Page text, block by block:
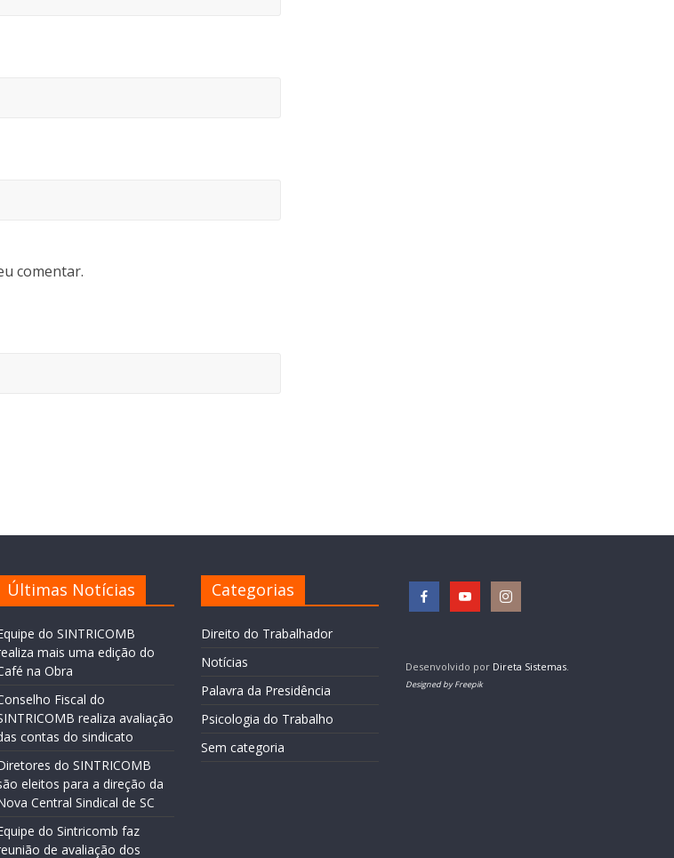
comentar.
Últimas Notícias
do SINTRICOMB
mais uma edição do
na Obra
Fiscal do
realiza avaliação
contas do sindicato
do SINTRICOMB
eleitos para a direção da
Central Sindical de SC
do Sintricomb faz
de avaliação dos
Categorias
Direito do Trabalhador
Notícias
Palavra da Presidência
Psicologia do Trabalho
Sem categoria
Desenvolvido por Direta Sistemas.
Designed by Freepik